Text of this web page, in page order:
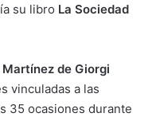
su libro La Sociedad
de Giorgi
vinculadas a las
35 ocasiones durante